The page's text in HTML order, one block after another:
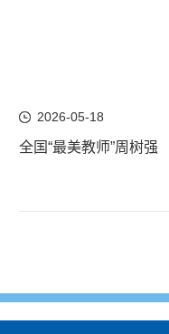
2026-05-18
全国“最美教师”周树强